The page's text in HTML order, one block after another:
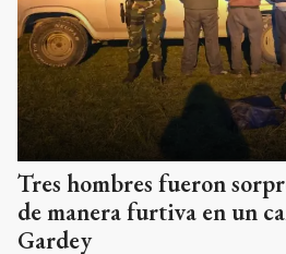
Tres hombres fueron
de manera furtiva en un
Gardey